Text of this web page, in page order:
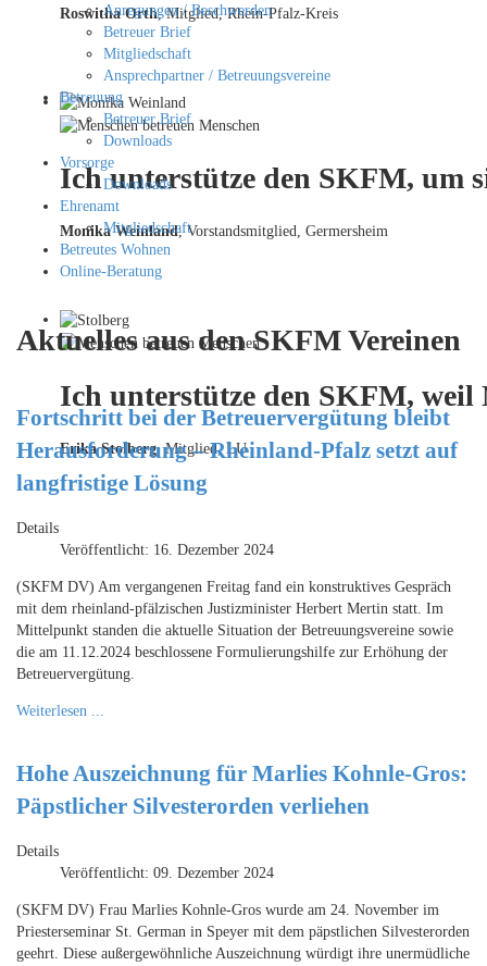
Roswitha Orth, Mitglied, Rhein-Pfalz-Kreis
Ich unterstütze den SKFM, um
Monika Weinland, Vorstandsmitglied, Germersheim
Ich unterstütze den SKFM,
Erika Stolberg,Mitglied, LU
Anregungen / Beschwerden
Betreuer Brief
Mitgliedschaft
Ansprechpartner / Betreuungsvereine
Betreuung
Betreuer Brief
Downloads
Vorsorge
Downloads
Ehrenamt
Mitgliedschaft
Betreutes Wohnen
Online-Beratung
Aktuelles aus den SKFM Vereinen
Fortschritt bei der Betreuervergütung bleibt
Herausforderung – Rheinland-Pfalz setzt auf
langfristige Lösung
Details
Veröffentlicht: 16. Dezember 2024
(SKFM DV) Am vergangenen Freitag fand ein konstruktives Gespräch
mit dem rheinland-pfälzischen Justizminister Herbert Mertin statt. Im
Mittelpunkt standen die aktuelle Situation der Betreuungsvereine sowie
die am 11.12.2024 beschlossene Formulierungshilfe zur Erhöhung der
Betreuervergütung.
Weiterlesen ...
Hohe Auszeichnung für Marlies Kohnle-Gros:
Päpstlicher Silvesterorden verliehen
Details
Veröffentlicht: 09. Dezember 2024
(SKFM DV) Frau Marlies Kohnle-Gros wurde am 24. November im
Priesterseminar St. German in Speyer mit dem päpstlichen Silvesterorden
geehrt. Diese außergewöhnliche Auszeichnung würdigt ihre unermüdliche